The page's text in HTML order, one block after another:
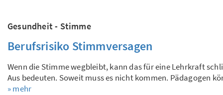
Gesundheit - Stimme
Berufsrisiko Stimmversagen
Wenn die Stimme wegbleibt, kann das für eine Lehrkraft
Aus bedeuten. Soweit muss es nicht kommen. Pädagogen
» mehr